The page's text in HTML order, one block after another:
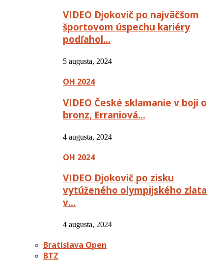
VIDEO Djokovič po najväčšom
športovom úspechu kariéry
podľahol…
5 augusta, 2024
OH 2024
VIDEO České sklamanie v boji o
bronz, Erraniová…
4 augusta, 2024
OH 2024
VIDEO Djokovič po zisku
vytúženého olympijského zlata
v…
4 augusta, 2024
Bratislava Open
BTZ